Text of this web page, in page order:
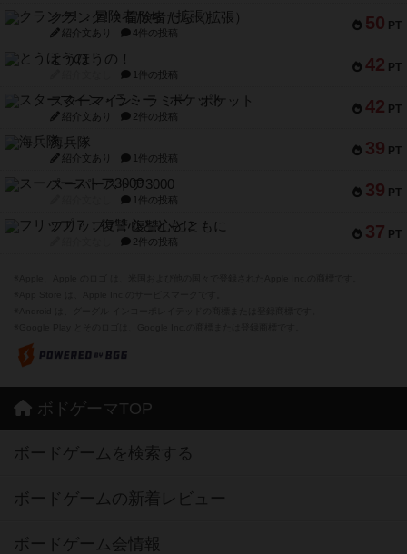
50 PT
クランク! ：冒険者たち（拡張）
紹介文あり 4件の投稿
42 PT
とうほうの！
1件の投稿
42 PT
スターマイン・ラミー ポケット
紹介文あり 2件の投稿
39 PT
海兵隊
紹介文あり 1件の投稿
39 PT
スーパーストア3000
1件の投稿
37 PT
フリップ７：復讐心とともに
2件の投稿
ボドゲーマTOP
ボードゲームを検索する
ボードゲームの新着レビュー
ボードゲーム会情報